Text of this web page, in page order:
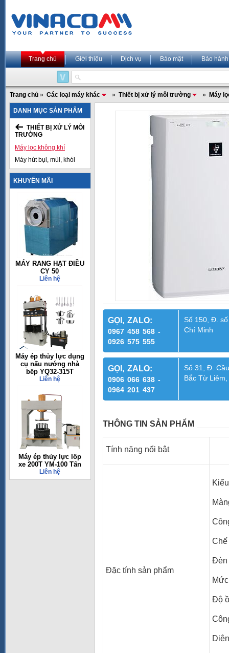
Trang chủ Giới thiệu Dịch vụ Bảo mật Bảo hành
Trang chủ » Các loại máy khác » Thiết bị xử lý môi trường » Máy
DANH MỤC SẢN PHẨM
THIẾT BỊ XỬ LÝ MÔI
TRƯỜNG
Máy lọc không khí
Máy hút bụi, mùi, khói
KHUYẾN MÃI
MÁY RANG HẠT ĐIỀU
CY 50
Liên hệ
Máy ép thủy lực dụng
cụ nấu nướng nhà
bếp YQ32-315T
Liên hệ
Máy ép thủy lực lốp
xe 200T YM-100 Tấn
Liên hệ
GỌI, ZALO:
0967 458 568 -
0926 575 555
Số 150, Đ.
Chí Minh
GỌI, ZALO:
0906 066 638 -
0964 201 437
Số 31, Đ.
Bắc Từ
THÔNG TIN SẢN PHẨM
Tính năng nổi bật
Đặc tính sản phẩm
Chế
Đèn
Độ